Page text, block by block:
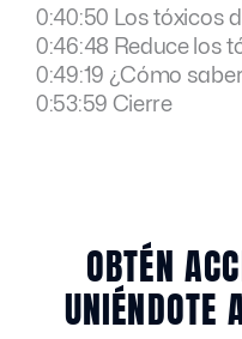
0:40:50 Los tóxicos
0:46:48 Reduce los
0:49:19 ¿Cómo
0:53:59 Cierre
OBTÉN
UNIÉNDOTE